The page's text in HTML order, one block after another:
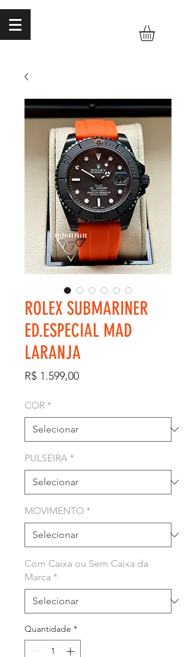
ROLEX SUBMARINER
ED.ESPECIAL MAD
LARANJA
R$ 1.599,00Preço
COR *
PULSEIRA *
MOVIMENTO *
Com Caixa ou Sem Caixa da
Marca *
Quantidade *